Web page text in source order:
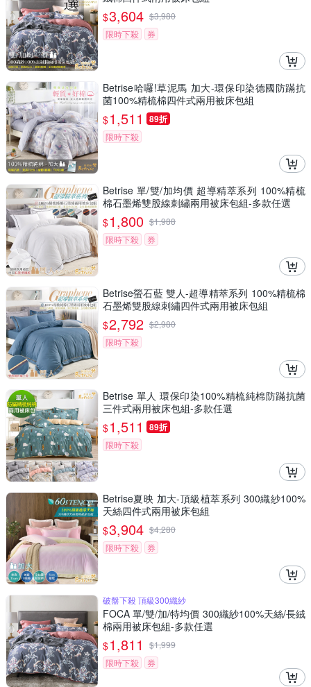
$3,604 $3,980
限時下殺
券
Betrise哈囉!草泥馬 加大-環保印染德國防蹣抗
菌100%精梳棉四件式兩用被床包組
$1,511 89折
限時下殺
Betrise 單/雙/加均價 超導精萃系列 100%精梳
棉石墨烯雙股線刺繡兩用被床包組-多款任選
$1,800 $1,988
限時下殺
券
Betrise螢石藍 雙人-超導精萃系列 100%精梳棉
石墨烯雙股線刺繡四件式兩用被床包組
$2,792 $2,980
限時下殺
Betrise 單人 環保印染100%精梳純棉防蹣抗菌
三件式兩用被床包組-多款任選
$1,511 89折
限時下殺
Betrise夏映 加大-頂級植萃系列 300織紗100%
天絲四件式兩用被床包組
$3,904 $4,280
限時下殺
券
破盤下殺 頂級300織紗
FOCA 單/雙/加/特均價 300織紗100%天絲/長絨
棉兩用被床包組-多款任選
$1,811 $1,999
限時下殺
券